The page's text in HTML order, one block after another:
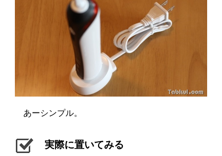
あーシンプル。
実際に置いてみる